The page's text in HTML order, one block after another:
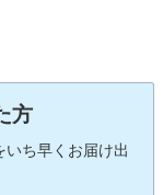
方
いち早くお届け出